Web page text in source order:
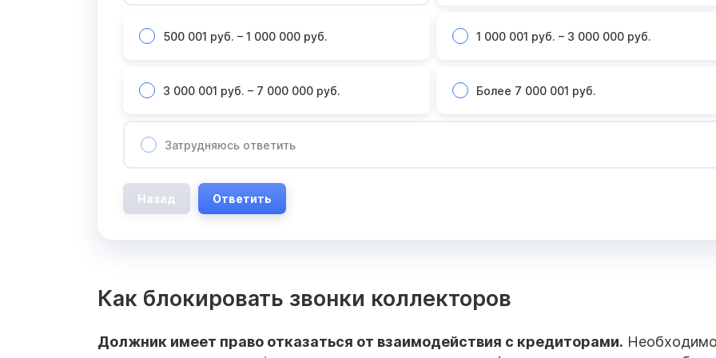
500 001 руб. – 1 000 000 руб. 1 000 001 руб. – 3 000 000 руб.
3 000 001 руб. – 7 000 000 руб. Более 7 000 001 руб.
Затрудняюсь ответить
Назад Ответить
Как блокировать звонки коллекторов
Должник имеет право отказаться от взаимодействия с кредиторами.